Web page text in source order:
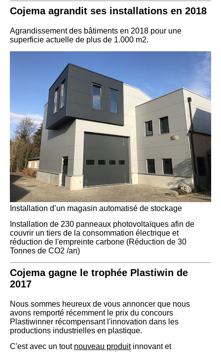
Cojema agrandit ses installations en 2018
Agrandissement des bâtiments en 2018 pour une
superficie actuelle de plus de 1.000 m2.
Installation d’un magasin automatisé de stockage
Installation de 230 panneaux photovoltaïques afin de
couvrir un tiers de la consommation électrique et
réduction de l'empreinte carbone (Réduction de 30
Tonnes de CO2 /an)
Cojema gagne le trophée Plastiwin de
2017
Nous sommes heureux de vous annoncer que nous
avons remporté récemment le prix du concours
Plastiwinner récompensant l'innovation dans les
productions industrielles en plastique.
C'est avec un tout nouveau produitinnovant et